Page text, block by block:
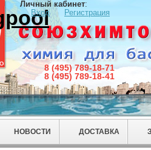
Личный кабинет:
Вход
Регистрация
8 (495) 789-18-71
8 (495) 789-18-41
НОВОСТИ ДОСТАВКА